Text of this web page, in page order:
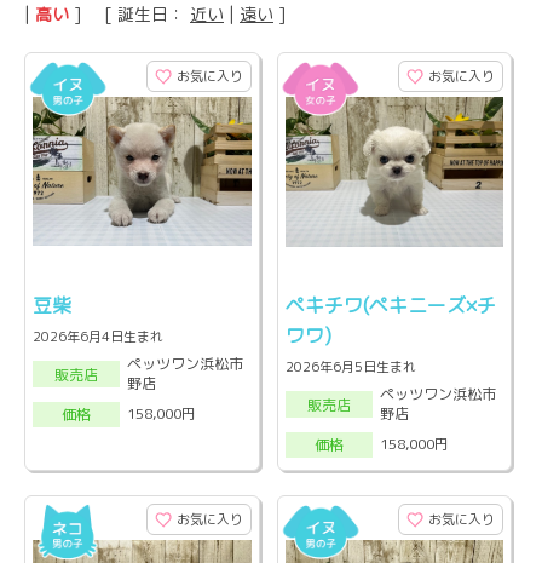
| 高い ] [ 誕生日： 近い | 遠い ]
お気に入り
豆柴
2026年6月4日生まれ
販売店
ペッツワン浜松市
野店
価格
158,000円
お気に入り
ペキチワ(ペキニーズ×チ
ワワ)
2026年6月5日生まれ
販売店
ペッツワン浜松市
野店
価格
158,000円
お気に入り お気に入り